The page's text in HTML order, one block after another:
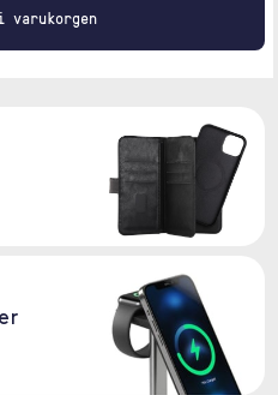
varukorgen